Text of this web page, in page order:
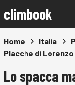
climbook
Home Italia
Placche di Lorenzo
Lo spacca